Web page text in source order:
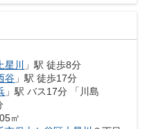
星川
」駅 徒歩8分
谷 」駅 徒歩17分
」駅 バス17分 「川島
㎡